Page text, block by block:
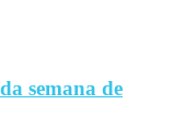
semana de